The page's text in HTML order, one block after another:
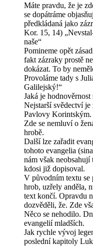
Máte pravdu, že je
se dopátráme
předkládaná jako
Kor. 15, 14)
naše“
Pomineme opět
fakt zázraky prostě
dokázat. To by
Provoláme tady s
Galilejský!“
Jaká je
Nejstarší svědectví
Pavlovy Korintským.
Zde se nemluví o
hrobě.
Další lze zařadit
tohoto evangelia
nám však
kdosi již dopisoval.
V původním textu se
hrob, uzřely anděla,
text končí. Opravdu
dozvěděli, že. Zde
Něco se nehodilo.
evangelií mladších.
Jak rychle vývoj
poslední kapitoly